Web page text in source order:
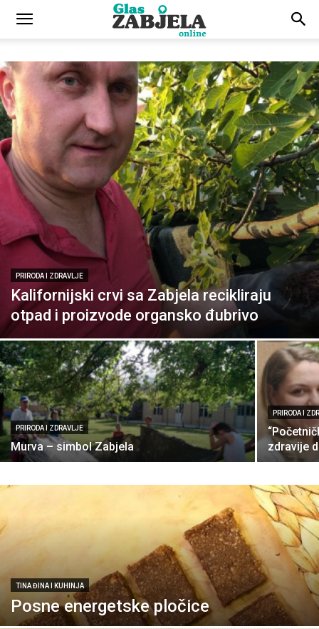
PRIRODA I ZDRAVLJE
Kalifornijski crvi sa Zabjela recikliraju
otpad i proizvode organsko đubrivo
PRIRODA I ZDRAVLJE
Murva – simbol Zabjela
PRIRODA I
zdravije
TINA ĐINA I KUHINJA
Posne energetske pločice